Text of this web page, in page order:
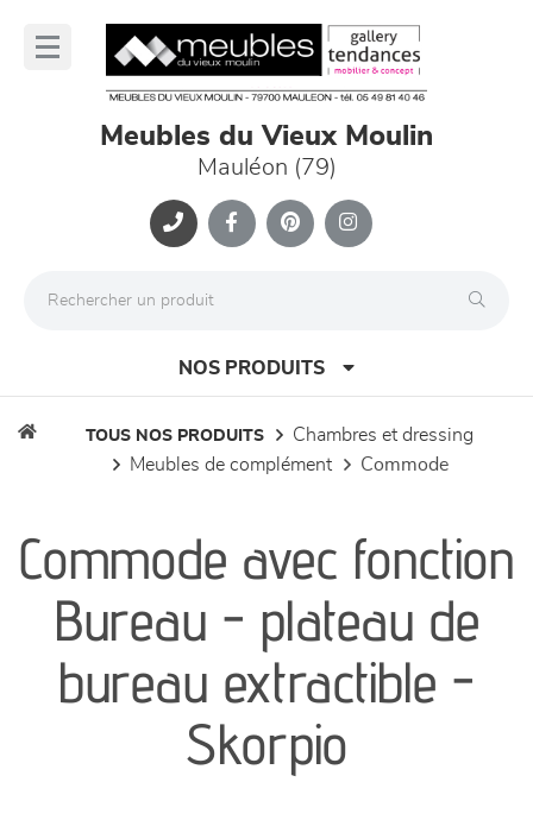
Meubles du Vieux Moulin
Mauléon (79)
NOS PRODUITS
séjours
meubles de complément
chambres et dressing
TOUS NOS PRODUITS
chambres et dressing
meubles de complément
commode
Commode avec fonction
Bureau - plateau de
bureau extractible -
Skorpio